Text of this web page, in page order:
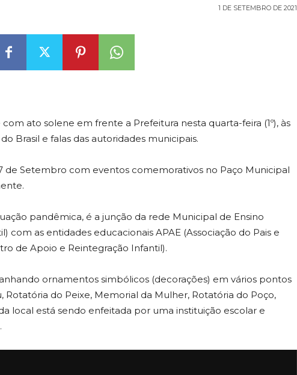
1 DE SETEMBRO DE 2021
ato solene em frente a Prefeitura nesta quarta-feira (1º), às
Brasil e falas das autoridades municipais.
de Setembro com eventos comemorativos no Paço Municipal
pandêmica, é a junção da rede Municipal de Ensino
com as entidades educacionais APAE (Associação do Pais e
de Apoio e Reintegração Infantil).
ornamentos simbólicos (decorações) em vários pontos
Rotatória do Peixe, Memorial da Mulher, Rotatória do Poço,
local está sendo enfeitada por uma instituição escolar e